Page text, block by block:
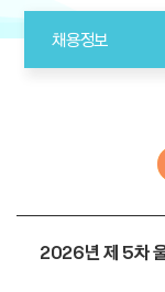
채용정보
2026년 제 5차 울